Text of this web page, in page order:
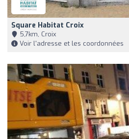
Square Habitat Croix
5,7km, Croix
Voir l'adresse et les coordonnées